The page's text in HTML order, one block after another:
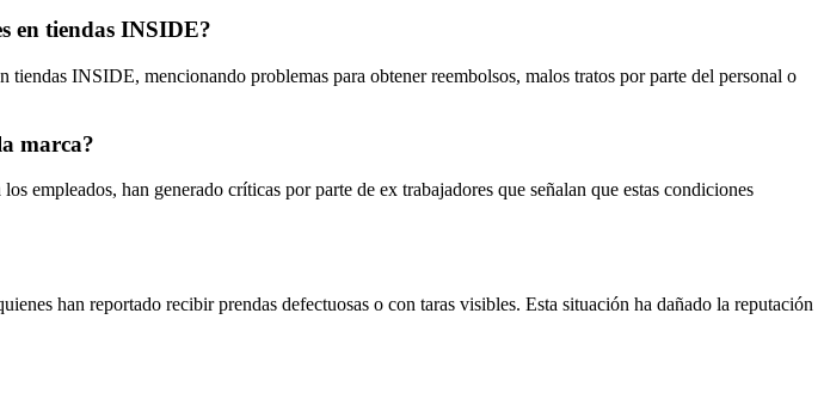
en tiendas INSIDE?
INSIDE, mencionando problemas para obtener reembolsos, malos tratos por parte del personal o
marca?
empleados, han generado críticas por parte de ex trabajadores que señalan que estas condiciones
han reportado recibir prendas defectuosas o con taras visibles. Esta situación ha dañado la reputación